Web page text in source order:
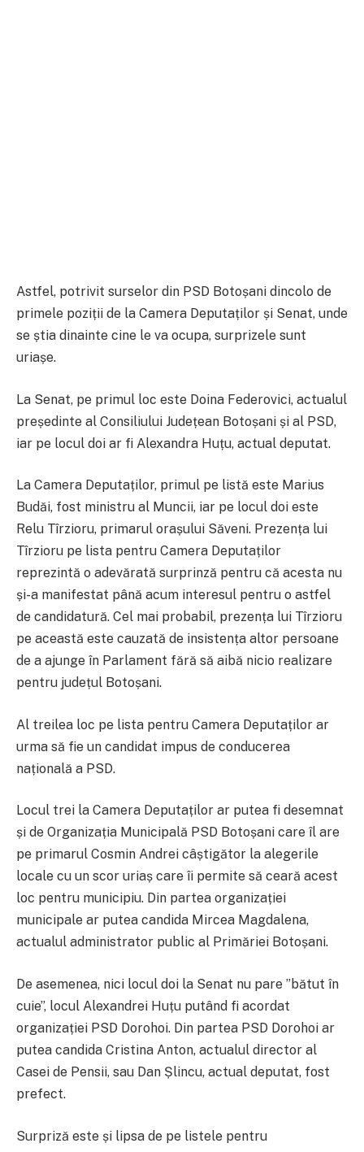
Astfel, potrivit surselor din PSD Botoșani dincolo de
primele poziții de la Camera Deputaților și Senat, unde
se știa dinainte cine le va ocupa, surprizele sunt
uriașe.
La Senat, pe primul loc este Doina Federovici, actualul
președinte al Consiliului Județean Botoșani și al PSD,
iar pe locul doi ar fi Alexandra Huțu, actual deputat.
La Camera Deputaților, primul pe listă este Marius
Budăi, fost ministru al Muncii, iar pe locul doi este
Relu Tîrzioru, primarul orașului Săveni. Prezența lui
Tîrzioru pe lista pentru Camera Deputaților
reprezintă o adevărată surprinză pentru că acesta nu
și-a manifestat până acum interesul pentru o astfel
de candidatură. Cel mai probabil, prezența lui Tîrzioru
pe această este cauzată de insistența altor persoane
de a ajunge în Parlament fără să aibă nicio realizare
pentru județul Botoșani.
Al treilea loc pe lista pentru Camera Deputaților ar
urma să fie un candidat impus de conducerea
națională a PSD.
Locul trei la Camera Deputaților ar putea fi desemnat
și de Organizația Municipală PSD Botoșani care îl are
pe primarul Cosmin Andrei câștigător la alegerile
locale cu un scor uriaș care îi permite să ceară acest
loc pentru municipiu. Din partea organizației
municipale ar putea candida Mircea Magdalena,
actualul administrator public al Primăriei Botoșani.
De asemenea, nici locul doi la Senat nu pare ”bătut în
cuie”, locul Alexandrei Huțu putând fi acordat
organizației PSD Dorohoi. Din partea PSD Dorohoi ar
putea candida Cristina Anton, actualul director al
Casei de Pensii, sau Dan Șlincu, actual deputat, fost
prefect.
Surpriză este și lipsa de pe listele pentru